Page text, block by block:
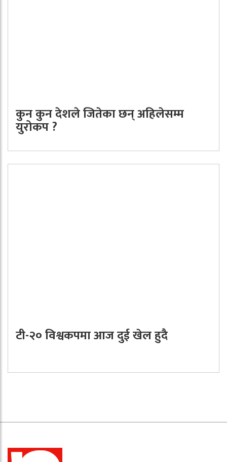
कुन कुन देशले जितेका छन् अहिलेसम्म
युरोकप ?
टी-२० विश्वकपमा आज दुई खेल हुदै